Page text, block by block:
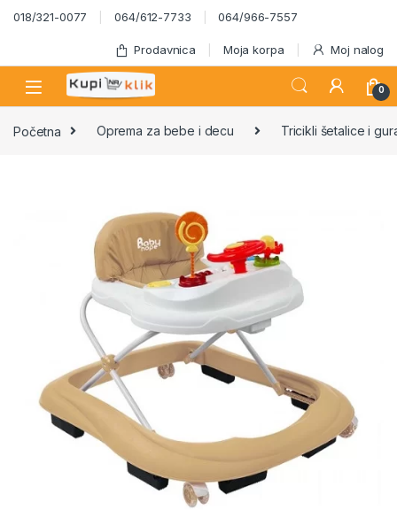
Skip to navigation
Skip to content
018/321-0077 064/612-7733 064/966-7557
Prodavnica Moja korpa Moj nalog
0
Početna Oprema za bebe i decu Tricikli šetalice i